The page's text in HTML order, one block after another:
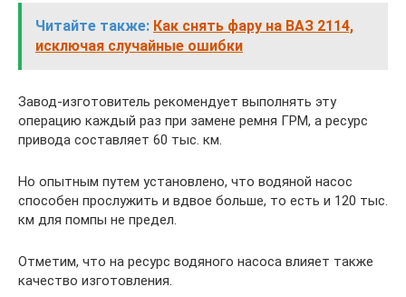
Читайте также: Как снять фару на ВАЗ 2114,
исключая случайные ошибки
Завод-изготовитель рекомендует выполнять эту
операцию каждый раз при замене ремня ГРМ, а ресурс
привода составляет 60 тыс. км.
Но опытным путем установлено, что водяной насос
способен прослужить и вдвое больше, то есть и 120 тыс.
км для помпы не предел.
Отметим, что на ресурс водяного насоса влияет также
качество изготовления.